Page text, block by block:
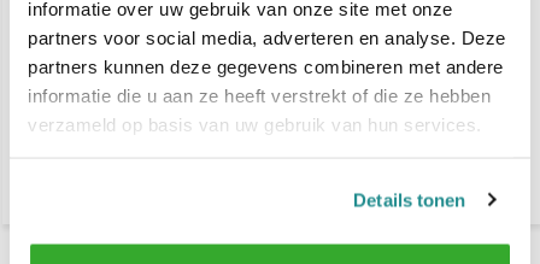
informatie over uw gebruik van onze site met onze
partners voor social media, adverteren en analyse. Deze
partners kunnen deze gegevens combineren met andere
informatie die u aan ze heeft verstrekt of die ze hebben
verzameld op basis van uw gebruik van hun services.
Details tonen
Lisap Milano DEVELOPER
10 VOL. - 3%
Lisap Milano Dandy Hair
Color Kleurenkaart
€ 24,95